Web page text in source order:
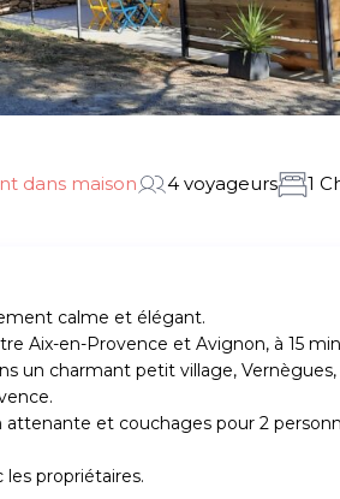
dans maison 4 voyageurs 1
calme et élégant.
Aix-en-Provence et Avignon, à 15
un charmant petit village,
attenante et couchages pour 2
propriétaires.